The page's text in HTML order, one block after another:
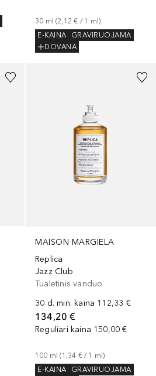
30 ml (2,12 € / 1 ml)
E-KAINA
GRAVIRUOJAMA
DOVANA
MAISON MARGIELA
Replica
Jazz Club
Tualetinis vanduo
30 d. min. kaina 112,33 €
134,20 €
Reguliari kaina 150,00 €
100 ml (1,34 € / 1 ml)
E-KAINA
GRAVIRUOJAMA